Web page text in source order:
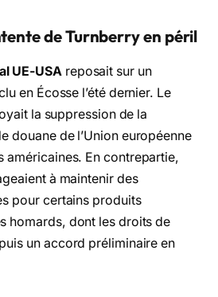
de Turnberry en péril
UE-USAreposait sur un
en Écosse l’été dernier. Le
la suppression de la
douane de l’Union européenne
américaines. En contrepartie,
à maintenir des
pour certains produits
homards, dont les droits de
un accord préliminaire en